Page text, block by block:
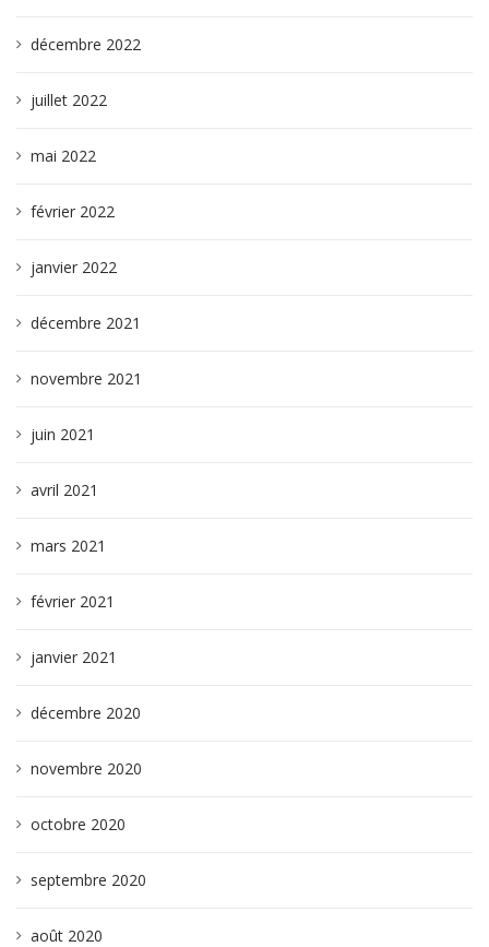
décembre 2022
juillet 2022
mai 2022
février 2022
janvier 2022
décembre 2021
novembre 2021
juin 2021
avril 2021
mars 2021
février 2021
janvier 2021
décembre 2020
novembre 2020
octobre 2020
septembre 2020
août 2020